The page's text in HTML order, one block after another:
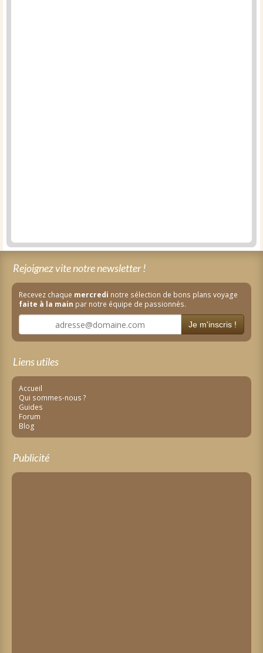
Rejoignez vite notre newsletter !
Recevez chaque mercredi notre sélection de bons plans voyage
faite à la main par notre équipe de passionnés.
Je m'inscris !
Liens utiles
Accueil
Qui sommes-nous ?
Guides
Forum
Blog
Publicité